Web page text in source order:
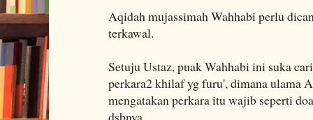
Aqidah mujassimah Wahhabi perlu
terkawal.
Setuju Ustaz, puak Wahhabi ini suka
perkara2 khilaf yg furu', dimana ulama
mengatakan perkara itu wajib seperti
dsbnya.